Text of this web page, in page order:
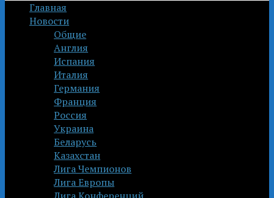
Главная
Новости
Общие
Англия
Испания
Италия
Германия
Франция
Россия
Украина
Беларусь
Казахстан
Лига Чемпионов
Лига Европы